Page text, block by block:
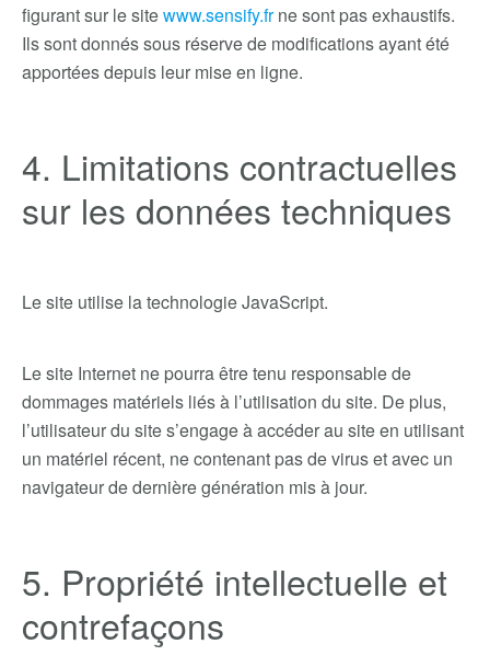
figurant sur le sitewww.sensify.frne sont pas exhaustifs.
Ils sont donnés sous réserve de modifications ayant été
apportées depuis leur mise en ligne.
4. Limitations contractuelles
sur les données techniques
Le site utilise la technologie JavaScript.
Le site Internet ne pourra être tenu responsable de
dommages matériels liés à l’utilisation du site. De plus,
l’utilisateur du site s’engage à accéder au site en utilisant
un matériel récent, ne contenant pas de virus et avec un
navigateur de dernière génération mis à jour.
5. Propriété intellectuelle et
contrefaçons